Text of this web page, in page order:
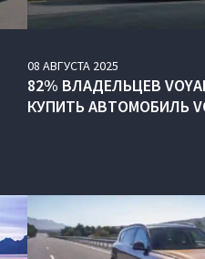
08 АВГУСТА 2025
82% ВЛАДЕЛЬЦЕВ
КУПИТЬ АВТОМОБИЛЬ